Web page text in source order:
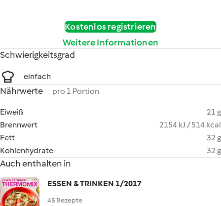
Kostenlos registrieren
Weitere Informationen
Schwierigkeitsgrad
einfach
Nährwerte pro 1 Portion
Eiweiß
21 g
Brennwert
2154 kJ / 514 kcal
Fett
32 g
Kohlenhydrate
32 g
Auch enthalten in
ESSEN & TRINKEN 1/2017
45 Rezepte